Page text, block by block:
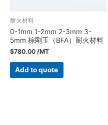
耐火材料
0-1mm 1-2mm 2-3mm 3-
5mm 棕剛玉（BFA）耐火材料
$780.00 /MT
Add to quote